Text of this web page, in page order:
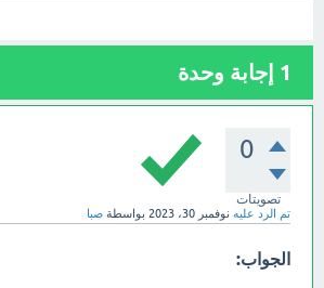
1 إجابة وحدة
0
تصويتات
تم الرد عليه نوفمبر 30، 2023 بواسطة صبا
الجواب: